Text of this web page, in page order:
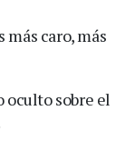
caro, más
oculto sobre el